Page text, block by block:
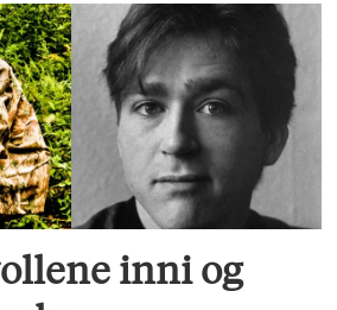
inni og